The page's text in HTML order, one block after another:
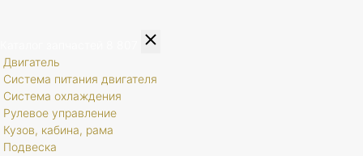
Двигатель
Система питания двигателя
Система охлаждения
Рулевое управление
Кузов, кабина, рама
Подвеска